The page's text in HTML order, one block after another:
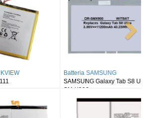
Batteria SAMSUNG
SAMSUNG Galaxy Tab S8 Ultra
SM-X900